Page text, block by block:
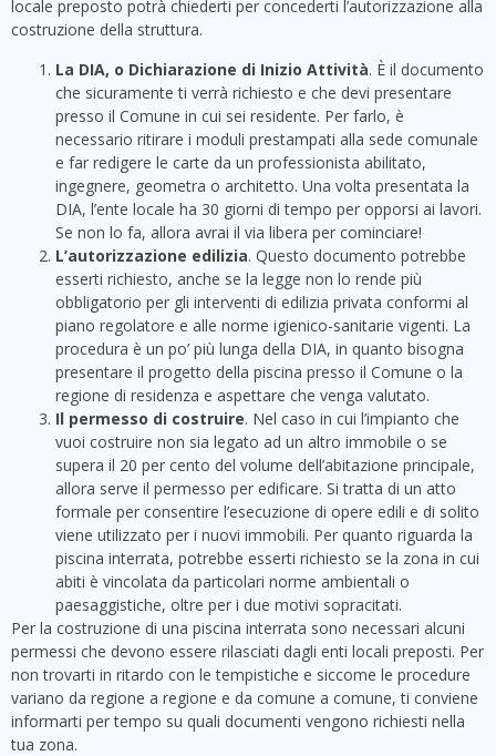
locale preposto potrà chiederti per concederti l’autorizzazione alla
costruzione della struttura.
La DIA, o Dichiarazione di Inizio Attività. È il documento
che sicuramente ti verrà richiesto e che devi presentare
presso il Comune in cui sei residente. Per farlo, è
necessario ritirare i moduli prestampati alla sede comunale
e far redigere le carte da un professionista abilitato,
ingegnere, geometra o architetto. Una volta presentata la
DIA, l’ente locale ha 30 giorni di tempo per opporsi ai lavori.
Se non lo fa, allora avrai il via libera per cominciare!
L’autorizzazione edilizia. Questo documento potrebbe
esserti richiesto, anche se la legge non lo rende più
obbligatorio per gli interventi di edilizia privata conformi al
piano regolatore e alle norme igienico-sanitarie vigenti. La
procedura è un po’ più lunga della DIA, in quanto bisogna
presentare il progetto della piscina presso il Comune o la
regione di residenza e aspettare che venga valutato.
Il permesso di costruire. Nel caso in cui l’impianto che
vuoi costruire non sia legato ad un altro immobile o se
supera il 20 per cento del volume dell’abitazione principale,
allora serve il permesso per edificare. Si tratta di un atto
formale per consentire l’esecuzione di opere edili e di solito
viene utilizzato per i nuovi immobili. Per quanto riguarda la
piscina interrata, potrebbe esserti richiesto se la zona in cui
abiti è vincolata da particolari norme ambientali o
paesaggistiche, oltre per i due motivi sopracitati.
Per la costruzione di una piscina interrata sono necessari alcuni
permessi che devono essere rilasciati dagli enti locali preposti. Per
non trovarti in ritardo con le tempistiche e siccome le procedure
variano da regione a regione e da comune a comune, ti conviene
informarti per tempo su quali documenti vengono richiesti nella
tua zona.